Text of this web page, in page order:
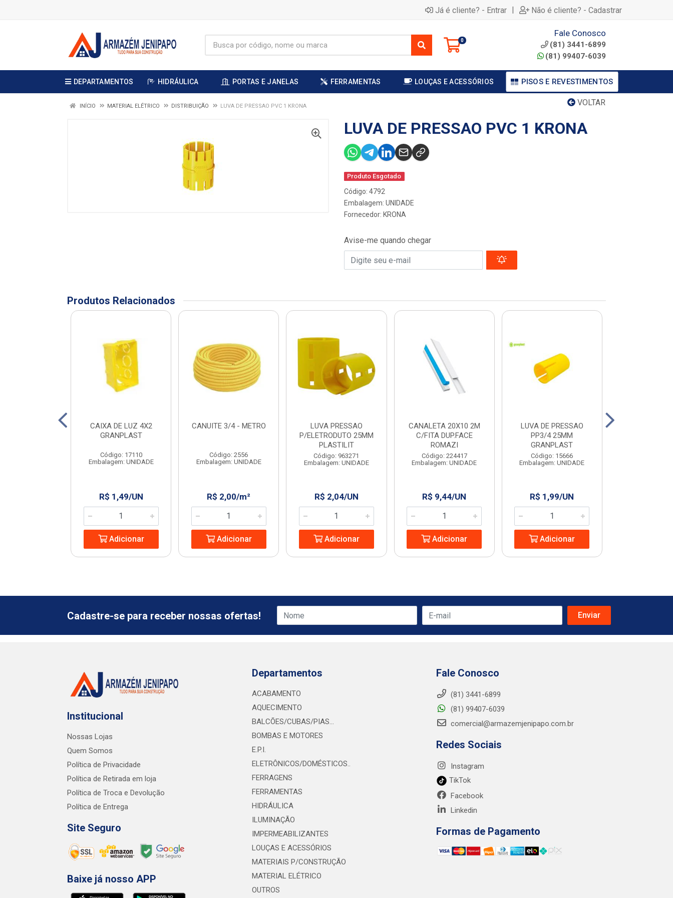
Já é cliente? - Entrar | Não é cliente? - Cadastrar
0
Fale Conosco
(81) 3441-6899
(81) 99407-6039
DEPARTAMENTOS HIDRÁULICA PORTAS E JANELAS FERRAMENTAS LOUÇAS E ACESSÓRIOS PISOS E REVESTIMENTOS
VOLTAR
INÍCIO MATERIAL ELÉTRICO DISTRIBUIÇÃO LUVA DE PRESSAO PVC 1 KRONA
LUVA DE PRESSAO PVC 1 KRONA
Produto Esgotado
Código: 4792
Embalagem: UNIDADE
Fornecedor: KRONA
Avise-me quando chegar
Produtos Relacionados
CAIXA DE LUZ 4X2
GRANPLAST
Código: 17110
Embalagem: UNIDADE
R$ 1,49/UN
Adicionar
CANUITE 3/4 - METRO
Código: 2556
Embalagem: UNIDADE
R$ 2,00/m²
Adicionar
LUVA PRESSAO
P/ELETRODUTO 25MM
PLASTILIT
Código: 963271
Embalagem: UNIDADE
R$ 2,04/UN
Adicionar
CANALETA 20X10 2M
C/FITA DUP.FACE
ROMAZI
Código: 224417
Embalagem: UNIDADE
R$ 9,44/UN
Adicionar
LUVA DE PRESSAO
PP3/4 25MM
GRANPLAST
Código: 15666
Embalagem: UNIDADE
R$ 1,99/UN
Adicionar
Cadastre-se para receber nossas ofertas!
Institucional
Nossas Lojas
Quem Somos
Política de Privacidade
Política de Retirada em loja
Política de Troca e Devolução
Política de Entrega
Site Seguro
Baixe já nosso APP
Departamentos
ACABAMENTO
AQUECIMENTO
BALCÕES/CUBAS/PIAS...
BOMBAS E MOTORES
E.P.I.
ELETRÔNICOS/DOMÉSTICOS..
FERRAGENS
FERRAMENTAS
HIDRÁULICA
ILUMINAÇÃO
IMPERMEABILIZANTES
LOUÇAS E ACESSÓRIOS
MATERIAIS P/CONSTRUÇÃO
MATERIAL ELÉTRICO
OUTROS
Fale Conosco
(81) 3441-6899
(81) 99407-6039
comercial@armazemjenipapo.com.br
Redes Sociais
Instagram
TikTok
Facebook
Linkedin
Formas de Pagamento